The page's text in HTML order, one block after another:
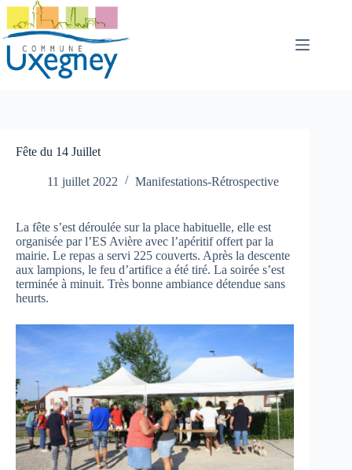
Passer
contenu
Fête du 14 Juillet
11 juillet 2022 Manifestations-Rétrospective
La fête s’est déroulée sur la place habituelle, elle est
organisée par l’ES Avière avec l’apéritif offert par la
mairie. Le repas a servi 225 couverts. Après la descente
aux lampions, le feu d’artifice a été tiré. La soirée s’est
terminée à minuit. Très bonne ambiance détendue sans
heurts.